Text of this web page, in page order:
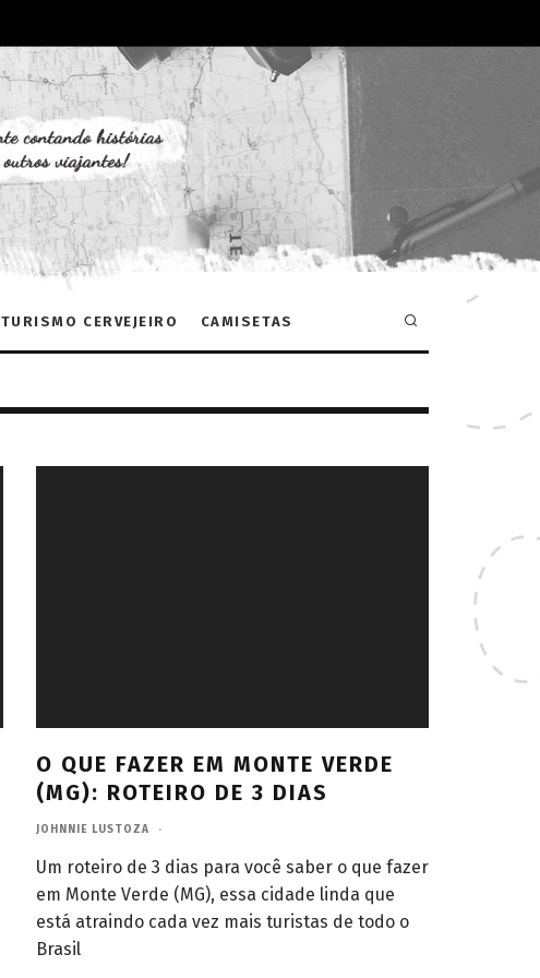
TURISMO CERVEJEIRO CAMISETAS
O QUE FAZER EM MONTE VERDE
(MG): ROTEIRO DE 3 DIAS
JOHNNIE LUSTOZA ·
Um roteiro de 3 dias para você saber o que fazer
em Monte Verde (MG), essa cidade linda que
está atraindo cada vez mais turistas de todo o
Brasil